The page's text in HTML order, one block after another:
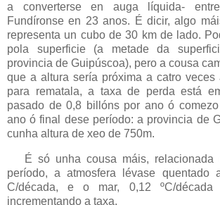
a converterse en auga líquida-
Fundíronse en 23 anos. É dicir, algo
representa un cubo de 30 km de lado.
pola superficie (a metade da
provincia de Guipúscoa), pero a cousa
que a altura sería próxima a catro veces
para rematala, a taxa de perda está
pasado de 0,8 billóns por ano ó
ano ó final dese período: a provincia de
cunha altura de xeo de 750m.
É só unha cousa máis, relacionada
período, a atmosfera lévase quentado
C/década, e o mar, 0,12 ºC/
incrementando a taxa.